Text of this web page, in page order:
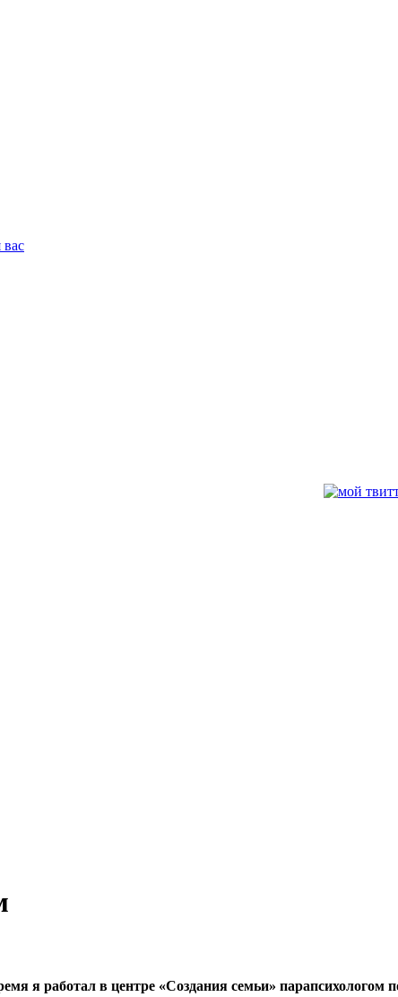
я работал в центре «Создания семьи»